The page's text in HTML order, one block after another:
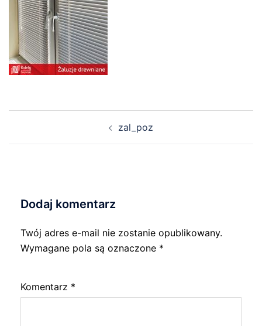
zal_poz
Dodaj komentarz
Twój adres e-mail nie zostanie opublikowany.
Wymagane pola są oznaczone *
Komentarz *